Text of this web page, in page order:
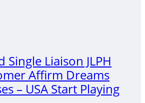
Single Liaison JLPH
Affirm Dreams
– USA Start Playing